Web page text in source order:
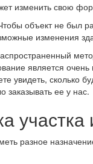
изменить свою
объект не был
изменения
является
увидеть, сколько
заказывать ее у нас.
разное